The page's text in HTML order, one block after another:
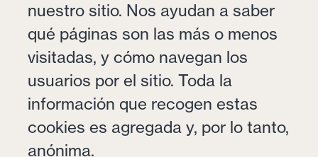
nuestro sitio. Nos ayudan a saber
qué páginas son las más o menos
visitadas, y cómo navegan los
usuarios por el sitio. Toda la
información que recogen estas
cookies es agregada y, por lo tanto,
anónima.